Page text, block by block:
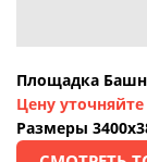
Площадка
Цену уточняйте
Размеры